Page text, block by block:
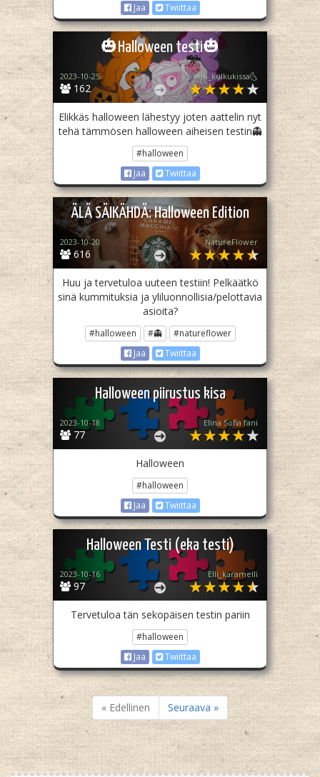
Jaa
Twiittaa
🎃Halloween testi🎃
162
2023-10-25 🌛Kuu_kulkukissa🌜
Elikkäs halloween lähestyy joten aattelin nyt
tehä tämmösen halloween aiheisen testin👻
#halloween
Jaa
Twiittaa
ÄLÄ SÄIKÄHDÄ: Halloween Edition
616
2023-10-20 NatureFlower
Huu ja tervetuloa uuteen testiin! Pelkäätkö
sinä kummituksia ja yliluonnollisia/pelottavia
asioita?
#halloween #👻
#natureflower
Jaa
Twiittaa
Halloween piirustus kisa
77
2023-10-18 Elina Sofia fani
Halloween
#halloween
Jaa
Twiittaa
Halloween Testi (eka testi)
97
2023-10-16 Elli_karamelli
Tervetuloa tän sekopäisen testin pariin
#halloween
Jaa
Twiittaa
« Edellinen Seuraava »